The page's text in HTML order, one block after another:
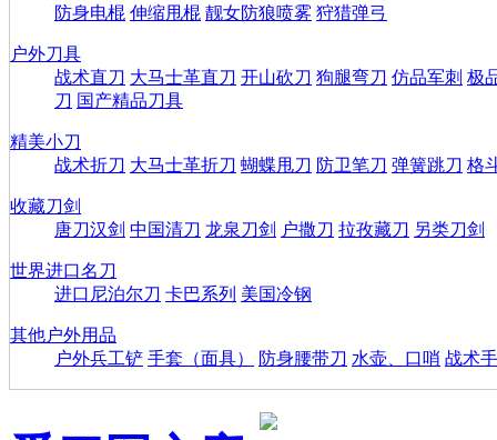
防身电棍 伸缩甩棍 靓女防狼喷雾 狩猎弹弓
户外刀具
战术直刀 大马士革直刀 开山砍刀 狗腿弯刀 仿品军刺 极
刀 国产精品刀具
精美小刀
战术折刀 大马士革折刀 蝴蝶甩刀 防卫笔刀 弹簧跳刀 格
收藏刀剑
唐刀汉剑 中国清刀 龙泉刀剑 户撒刀 拉孜藏刀 另类刀剑
世界进口名刀
进口尼泊尔刀 卡巴系列 美国冷钢
其他户外用品
户外兵工铲 手套（面具） 防身腰带刀 水壶、口哨 战术